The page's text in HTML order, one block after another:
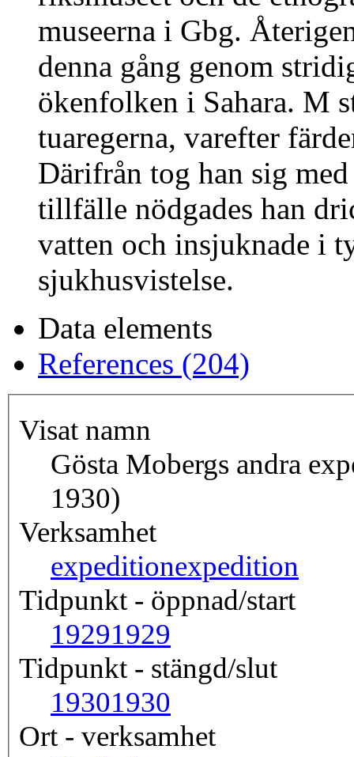
museerna i Gbg.
denna gång genom
ökenfolken i Sahara. M
tuaregerna, varefter
Därifrån tog han sig
tillfälle nödgades han
vatten och insjuknade i
sjukhusvistelse.
Data elements
References (204)
Visat namn
Gösta Mobergs andra
1930)
Verksamhet
expeditionexpedition
Tidpunkt - öppnad/start
19291929
Tidpunkt - stängd/slut
19301930
Ort - verksamhet